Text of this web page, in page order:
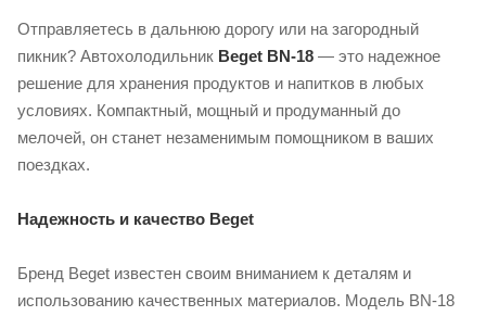
Отправляетесь в дальнюю дорогу или на загородный
пикник? Автохолодильник Beget BN-18 — это надежное
решение для хранения продуктов и напитков в любых
условиях. Компактный, мощный и продуманный до
мелочей, он станет незаменимым помощником в ваших
поездках.
Надежность и качество Beget
Бренд Beget известен своим вниманием к деталям и
использованию качественных материалов. Модель BN-18